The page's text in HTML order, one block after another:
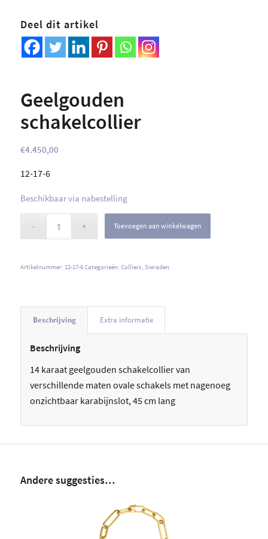
Deel dit artikel
Geelgouden
schakelcollier
€4.450,00
12-17-6
Beschikbaar via nabestelling
Toevoegen aan winkelwagen
Artikelnummer: 12-17-6Categorieën: Colliers, Sieraden
Beschrijving Extra informatie
Beschrijving
14 karaat geelgouden schakelcollier van
verschillende maten ovale schakels met nagenoeg
onzichtbaar karabijnslot, 45 cm lang
Andere suggesties…